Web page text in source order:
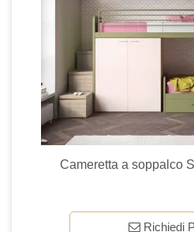
Cameretta a soppalco
Richiedi